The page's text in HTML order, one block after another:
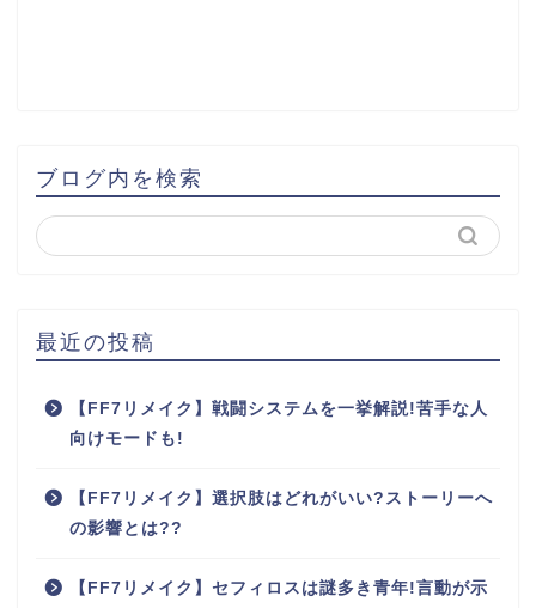
ブログ内を検索
最近の投稿
【FF7リメイク】戦闘システムを一挙解説!苦手な人
向けモードも!
【FF7リメイク】選択肢はどれがいい?ストーリーへ
の影響とは??
【FF7リメイク】セフィロスは謎多き青年!言動が示